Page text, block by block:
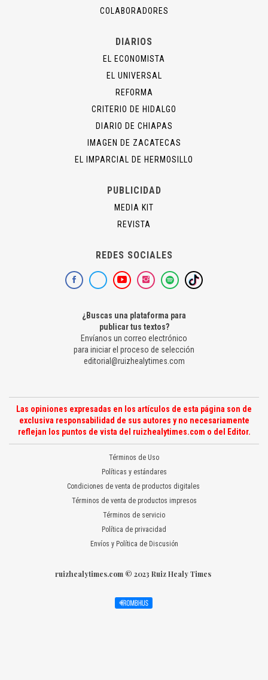
COLABORADORES
DIARIOS
EL ECONOMISTA
EL UNIVERSAL
REFORMA
CRITERIO DE HIDALGO
DIARIO DE CHIAPAS
IMAGEN DE ZACATECAS
EL IMPARCIAL DE HERMOSILLO
PUBLICIDAD
MEDIA KIT
REVISTA
REDES SOCIALES
¿Buscas una plataforma para
publicar tus textos?
Envíanos un correo electrónico
para iniciar el proceso de selección
editorial@ruizhealytimes.com
Las opiniones expresadas en los artículos de esta página son de
exclusiva responsabilidad de sus autores y no necesariamente
reflejan los puntos de vista del ruizhealytimes.com o del Editor.
Términos de Uso
Políticas y estándares
Condiciones de venta de productos digitales
Términos de venta de productos impresos
Términos de servicio
Política de privacidad
Envíos y Política de Discusión
ruizhealytimes.com © 2023 Ruiz Healy Times